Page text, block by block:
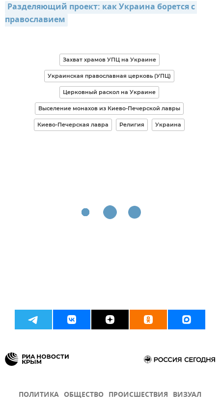
Разделяющий проект: как Украина борется с
православием
Захват храмов УПЦ на Украине
Украинская православная церковь (УПЦ)
Церковный раскол на Украине
Выселение монахов из Киево-Печерской лавры
Киево-Печерская лавра Религия Украина
ПОЛИТИКА ОБЩЕСТВО ПРОИСШЕСТВИЯ ВИЗУАЛ